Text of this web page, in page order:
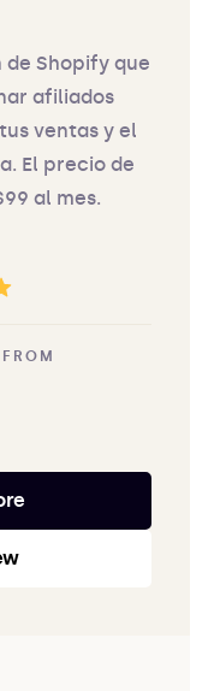
Shopify que
afiliados
ventas y el
El precio de
al mes.